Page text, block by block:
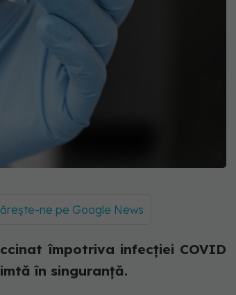
ne pe Google News
împotriva infecției COVID
în singuranță.